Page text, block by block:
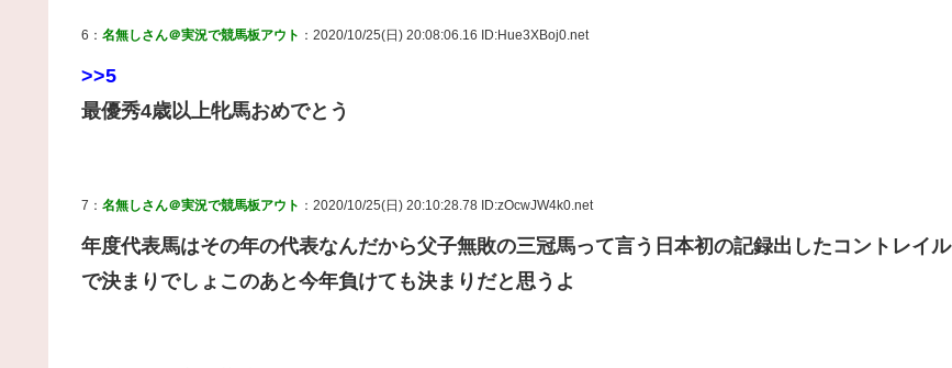
6： 名無しさん＠実況で競馬板アウト ：2020/10/25(日) 20:08:06.16 ID:Hue3XBoj0.net
>>5
最優秀4歳以上牝馬おめでとう
7： 名無しさん＠実況で競馬板アウト ：2020/10/25(日) 20:10:28.78 ID:zOcwJW4k0.net
年度代表馬はその年の代表なんだから父子無敗の三冠馬って言う日本初の記録出したコントレイル
で決まりでしょこのあと今年負けても決まりだと思うよ